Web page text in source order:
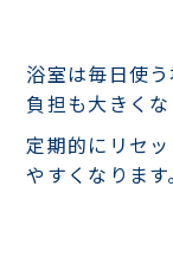
浴室は毎日使
負担も大きくな
定期的にリセ
やすくなります。